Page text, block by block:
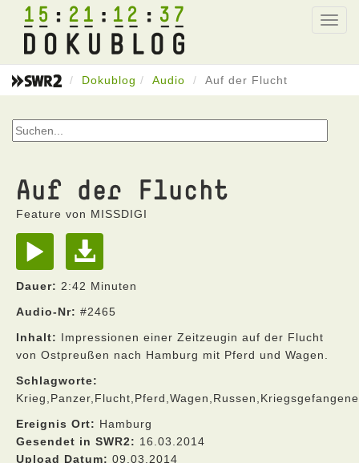
15 21 12 37
Dokublog Audio Auf der Flucht
Auf der Flucht
Feature von MISSDIGI
Dauer: 2:42 Minuten
Audio-Nr: #2465
Inhalt: Impressionen einer Zeitzeugin auf der Flucht
von Ostpreußen nach Hamburg mit Pferd und Wagen.
Schlagworte:
Krieg,Panzer,Flucht,Pferd,Wagen,Russen,Kriegsgefangene
Ereignis Ort: Hamburg
Gesendet in SWR2: 16.03.2014
Upload Datum: 09.03.2014